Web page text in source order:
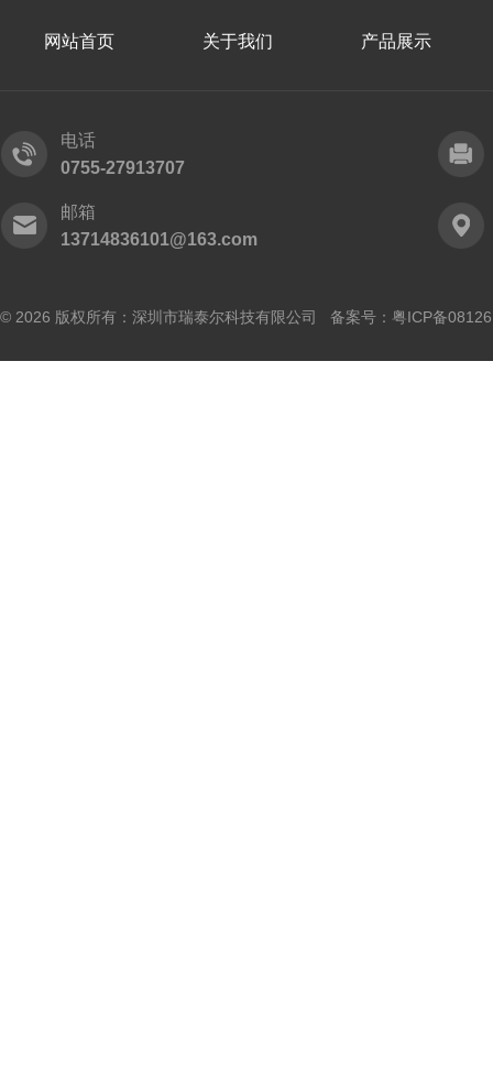
网站首页 关于我们 产品展示
电话
0755-27913707
邮箱
13714836101@163.com
© 2026 版权所有：深圳市瑞泰尔科技有限公司 备案号： 粤ICP备